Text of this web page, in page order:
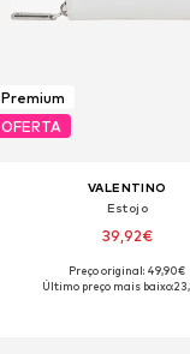
Premium
OFERTA
VALENTINO
Estojo
39,92€
Tamanhos disponíveis:
Preço original: 49,90€
Último preço mais baixo: